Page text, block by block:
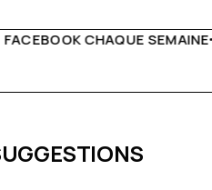
EXCEPTIONNELLES